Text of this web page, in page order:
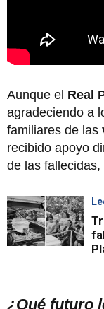
Aunque el Real
agradeciendo a
familiares de las
recibido apoyo
de las fallecidas,
¿Qué futuro